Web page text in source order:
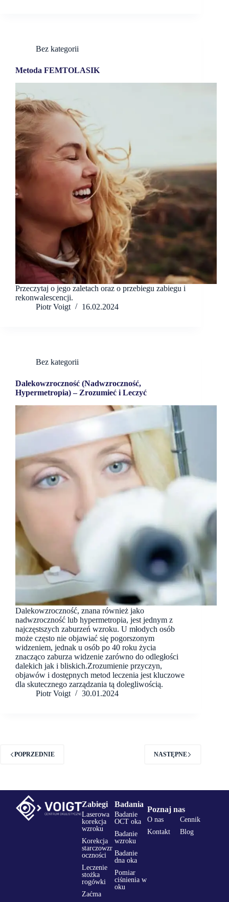
Bez kategorii
Metoda FEMTOLASIK
Przeczytaj o jego zaletach oraz o przebiegu zabiegu i
rekonwalescencji.
Piotr Voigt
16.02.2024
Bez kategorii
Dalekowzroczność (Nadwzroczność,
Hypermetropia) – Zrozumieć i Leczyć
Dalekowzroczność, znana również jako
nadwzroczność lub hypermetropia, jest jednym z
najczęstszych zaburzeń wzroku. U młodych osób
może często nie objawiać się pogorszonym
widzeniem, jednak u osób po 40 roku życia
znacząco zaburza widzenie zarówno do odległości
dalekich jak i bliskich.Zrozumienie przyczyn,
objawów i dostępnych metod leczenia jest kluczowe
dla skutecznego zarządzania tą dolegliwością.
Piotr Voigt
30.01.2024
POPRZEDNIE NASTĘPNE
Zabiegi
Laserowa
korekcja
wzroku
Korekcja
starczowzr
oczności
Leczenie
stożka
rogówki
Zaćma
Badania
Badanie
OCT oka
Badanie
wzroku
Badanie
dna oka
Pomiar
ciśnienia w
oku
Poznaj nas
O nas
Cennik
Kontakt
Blog